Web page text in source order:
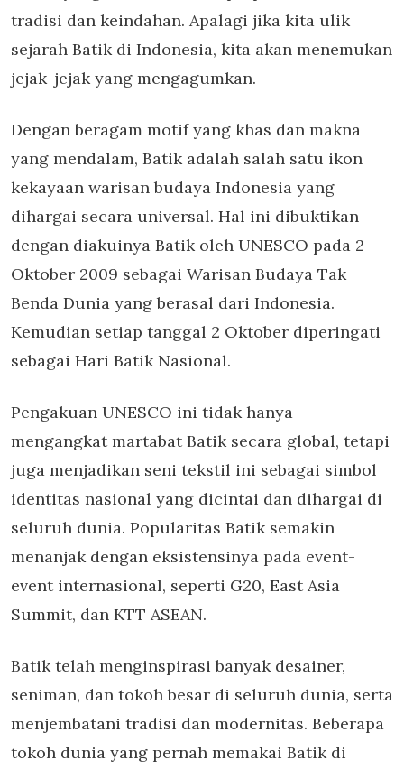
tradisi dan keindahan. Apalagi jika kita ulik
sejarah Batik di Indonesia, kita akan menemukan
jejak-jejak yang mengagumkan.
Dengan beragam motif yang khas dan makna
yang mendalam, Batik adalah salah satu ikon
kekayaan warisan budaya Indonesia yang
dihargai secara universal. Hal ini dibuktikan
dengan diakuinya Batik oleh UNESCO pada 2
Oktober 2009 sebagai Warisan Budaya Tak
Benda Dunia yang berasal dari Indonesia.
Kemudian setiap tanggal 2 Oktober diperingati
sebagai Hari Batik Nasional.
Pengakuan UNESCO ini tidak hanya
mengangkat martabat Batik secara global, tetapi
juga menjadikan seni tekstil ini sebagai simbol
identitas nasional yang dicintai dan dihargai di
seluruh dunia. Popularitas Batik semakin
menanjak dengan eksistensinya pada event-
event internasional, seperti G20, East Asia
Summit, dan KTT ASEAN.
Batik telah menginspirasi banyak desainer,
seniman, dan tokoh besar di seluruh dunia, serta
menjembatani tradisi dan modernitas. Beberapa
tokoh dunia yang pernah memakai Batik di